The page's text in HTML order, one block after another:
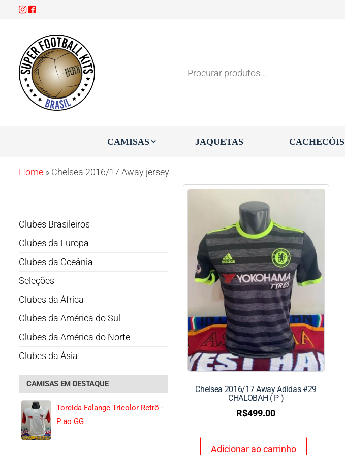
CAMISAS JAQUETAS CACHECÓIS
Home » Chelsea 2016/17 Away jersey
Chelsea 2016/17 Away Adidas #29
CHALOBAH ( P )
R$499.00
Adicionar ao carrinho
Clubes Brasileiros
Clubes da Europa
Clubes da Oceânia
Seleções
Clubes da África
Clubes da América do Sul
Clubes da América do Norte
Clubes da Ásia
CAMISAS EM DESTAQUE
Torcida Falange Tricolor Retrô -
P ao GG